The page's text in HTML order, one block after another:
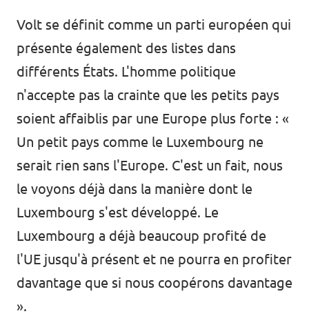
Volt se définit comme un parti européen qui
présente également des listes dans
différents États. L'homme politique
n'accepte pas la crainte que les petits pays
soient affaiblis par une Europe plus forte : «
Un petit pays comme le Luxembourg ne
serait rien sans l'Europe. C'est un fait, nous
le voyons déjà dans la manière dont le
Luxembourg s'est développé. Le
Luxembourg a déjà beaucoup profité de
l'UE jusqu'à présent et ne pourra en profiter
davantage que si nous coopérons davantage
».